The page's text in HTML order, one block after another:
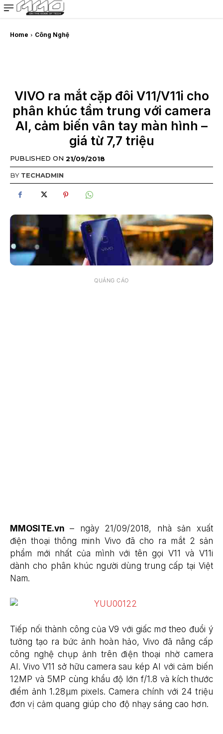
MMOSITE - Thông tin công nghệ
Bài viết nổi bật
Home Công Nghệ
VIVO ra mắt cặp đôi V11/V11i cho
phân khúc tầm trung với camera
AI, cảm biến vân tay màn hình –
giá từ 7,7 triệu
PUBLISHED ON 21/09/2018
BY TECHADMIN
QUẢNG CÁO
MMOSITE.vn– ngày 21/09/2018, nhà sản xuất
điện thoại thông minh Vivo đã cho ra mắt 2 sản
phẩm mới nhất của mình với tên gọi V11 và V11i
dành cho phân khúc người dùng trung cấp tại Việt
Nam.
Tiếp nối thành công của V9 với giấc mơ theo đuổi ý
tưởng tạo ra bức ảnh hoàn hảo, Vivo đã nâng cấp
công nghệ chụp ảnh trên điện thoại nhờ camera
AI. Vivo V11 sở hữu camera sau kép AI với cảm biến
12MP và 5MP cùng khẩu độ lớn f/1.8 và kích thước
điểm ảnh 1.28μm pixels. Camera chính với 24 triệu
đơn vị cảm quang giúp cho độ nhạy sáng cao hơn.